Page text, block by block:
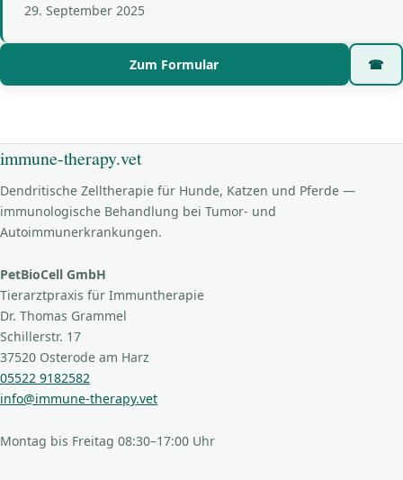
29. September 2025
Zum Formular ☎
immune-therapy.vet
Dendritische Zelltherapie für Hunde, Katzen und Pferde —
immunologische Behandlung bei Tumor- und
Autoimmunerkrankungen.
PetBioCell GmbH
Tierarztpraxis für Immuntherapie
Dr. Thomas Grammel
Schillerstr. 17
37520 Osterode am Harz
05522 9182582
info@immune-therapy.vet
Montag bis Freitag 08:30–17:00 Uhr